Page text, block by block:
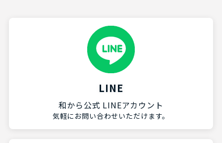
LINE
和から公式 LINEアカウント
気軽にお問い合わせいただけます。